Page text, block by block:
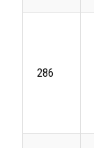
286